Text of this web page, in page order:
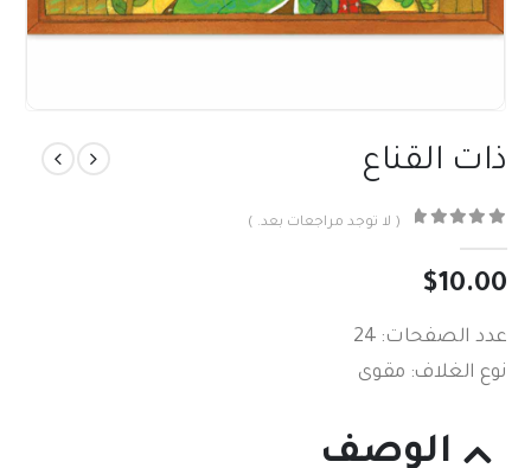
ذات القناع
( لا توجد مراجعات بعد. )
$10.00
عدد الصفحات: 24
نوع الغلاف: مقوى
الوصف